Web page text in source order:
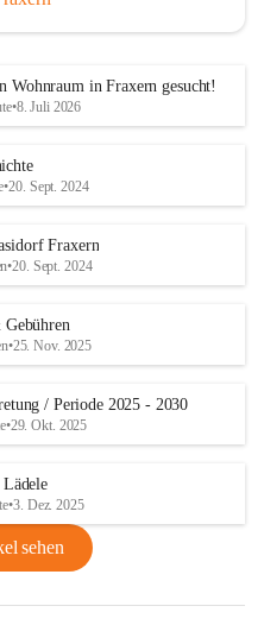
Wohnraum in Fraxern gesucht!
•8. Juli 2026
•20. Sept. 2024
Fraxern
•20. Sept. 2024
•25. Nov. 2025
/ Periode 2025 - 2030
•29. Okt. 2025
•3. Dez. 2025
sehen